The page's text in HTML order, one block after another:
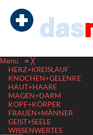
Menu ≡ ╳
HERZ+KREISLAUF
KNOCHEN+GELENKE
HAUT+HAARE
MAGEN+DARM
KOPF+KÖRPER
FRAUEN+MÄNNER
GEIST+SEELE
WISSENWERTES